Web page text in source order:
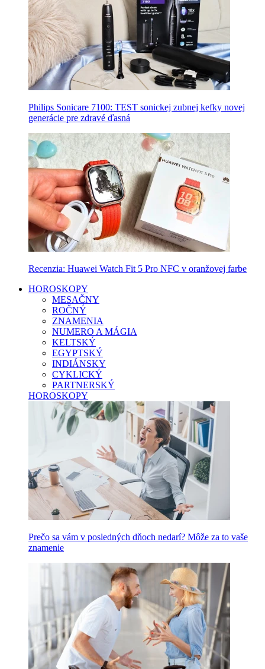
Philips Sonicare 7100: TEST sonickej zubnej kefky novej
generácie pre zdravé ďasná
Recenzia: Huawei Watch Fit 5 Pro NFC v oranžovej farbe
HOROSKOPY
MESAČNY
ROČNÝ
ZNAMENIA
NUMERO A MÁGIA
KELTSKÝ
EGYPTSKÝ
INDIÁNSKY
CYKLICKÝ
PARTNERSKÝ
HOROSKOPY
Prečo sa vám v posledných dňoch nedarí? Môže za to vaše
znamenie